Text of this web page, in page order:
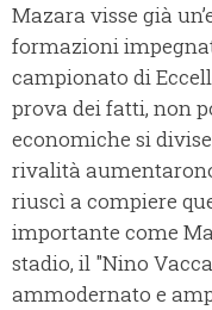
Mazara visse già
formazioni
campionato di
prova dei fatti, non
economiche si
rivalità
riuscì a compiere
importante come
stadio, il "Nino
ammodernato e